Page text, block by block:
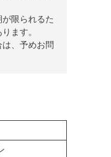
限られるた
ます。
、予めお問